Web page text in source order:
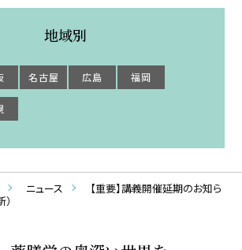
地域別
名古屋 広島 福岡
ニュース
【重要】講義開催延期のお知ら